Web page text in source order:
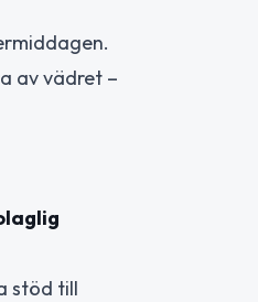
av vädret –
stöd till